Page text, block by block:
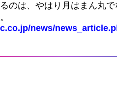
のは、やはり月はまん丸
news/